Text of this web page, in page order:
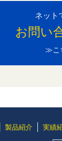
ネット
お問い
≫こ
製品紹介 実績